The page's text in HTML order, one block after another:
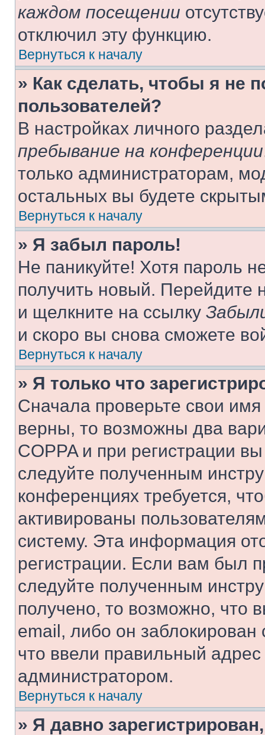
каждом посещении
отключил эту функцию.
Вернуться к началу
» Как сделать, чтобы я не
пользователей?
В настройках личного
пребывание на конференции
только администраторам,
остальных вы будете
Вернуться к началу
» Я забыл пароль!
Не паникуйте! Хотя пароль
получить новый. Перейдите
и щелкните на ссылку
и скоро вы снова сможете
Вернуться к началу
» Я только что
Сначала проверьте свои
верны, то возможны два
COPPA и при регистрации
следуйте полученным
конференциях требуется,
активированы
систему. Эта информация
регистрации. Если вам был
следуйте полученным
получено, то возможно, что
email, либо он
что ввели правильный адрес
администратором.
Вернуться к началу
» Я давно